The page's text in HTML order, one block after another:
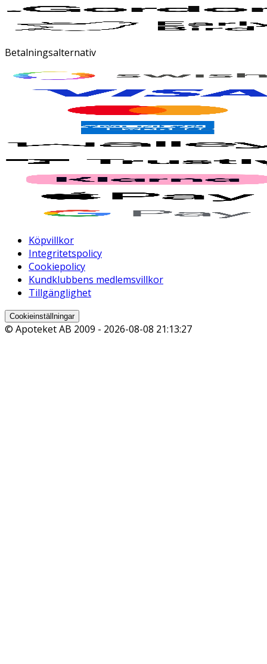
Betalningsalternativ
Köpvillkor
Integritetspolicy
Cookiepolicy
Kundklubbens medlemsvillkor
Tillgänglighet
Cookieinställningar
© Apoteket AB 2009 - 2026-08-08 21:13:27